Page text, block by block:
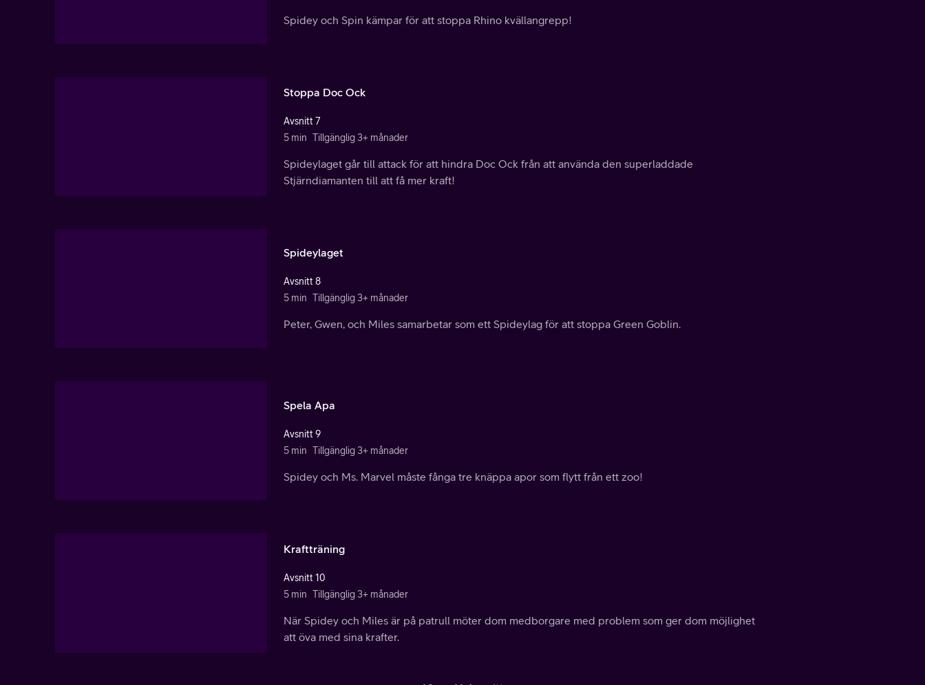
Spidey och Spin kämpar för att stoppa Rhino kvällangrepp!
Stoppa Doc Ock
Avsnitt 7
5 min Tillgänglig 3+ månader
Spideylaget går till attack för att hindra Doc Ock från att använda den superladdade
Stjärndiamanten till att få mer kraft!
Spideylaget
Avsnitt 8
5 min Tillgänglig 3+ månader
Peter, Gwen, och Miles samarbetar som ett Spideylag för att stoppa Green Goblin.
Spela Apa
Avsnitt 9
5 min Tillgänglig 3+ månader
Spidey och Ms. Marvel måste fånga tre knäppa apor som flytt från ett zoo!
Kraftträning
Avsnitt 10
5 min Tillgänglig 3+ månader
När Spidey och Miles är på patrull möter dom medborgare med problem som ger dom möjlighet
att öva med sina krafter.